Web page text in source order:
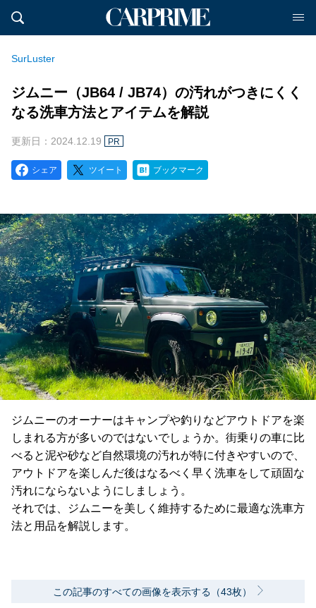
SurLuster
ジムニー（JB64 / JB74）の汚れがつきにくく
なる洗車方法とアイテムを解説
更新日：2024.12.19 PR
シェア ツイート ブックマーク
ジムニーのオーナーはキャンプや釣りなどアウトドアを楽
しまれる方が多いのではないでしょうか。街乗りの車に比
べると泥や砂など自然環境の汚れが特に付きやすいので、
アウトドアを楽しんだ後はなるべく早く洗車をして頑固な
汚れにならないようにしましょう。
それでは、ジムニーを美しく維持するために最適な洗車方
法と用品を解説します。
この記事のすべての画像を表示する（43枚）